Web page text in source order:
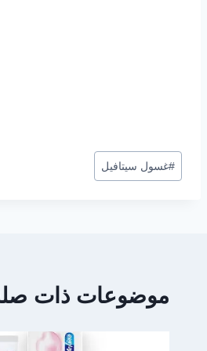
وسوم
المقال:
#غسول سيتافيل
موضوعات ذات